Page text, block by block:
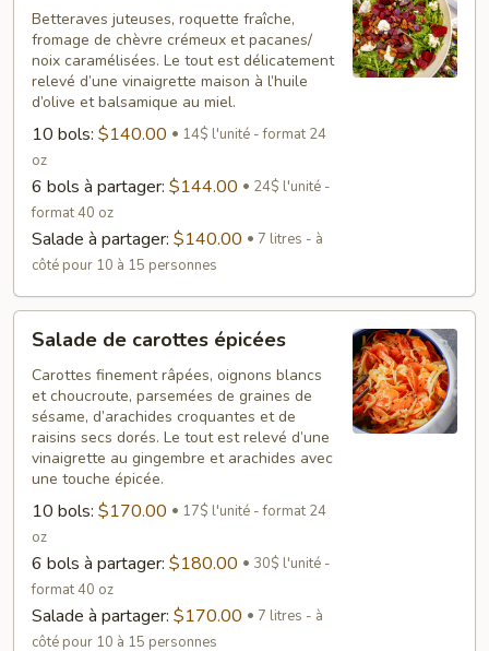
roquette
Betteraves juteuses, roquette fraîche,
fromage de chèvre crémeux et pacanes/
noix caramélisées. Le tout est délicatement
relevé d’une vinaigrette maison à l’huile
d’olive et balsamique au miel.
10 bols: $140.00
14$ l'unité - format 24
oz
6 bols à partager: $144.00
24$ l'unité -
format 40 oz
Salade à partager: $140.00
7 litres - à
côté pour 10 à 15 personnes
carottes
épicées
Salade de carottes épicées
Carottes finement râpées, oignons blancs
et choucroute, parsemées de graines de
sésame, d’arachides croquantes et de
raisins secs dorés. Le tout est relevé d’une
vinaigrette au gingembre et arachides avec
une touche épicée.
10 bols: $170.00
17$ l'unité - format 24
oz
6 bols à partager: $180.00
30$ l'unité -
format 40 oz
Salade à partager: $170.00
7 litres - à
côté pour 10 à 15 personnes